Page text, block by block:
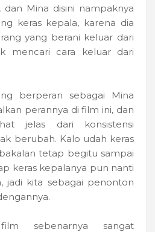
Mina disini nampaknya
keras kepala, karena dia
yang berani keluar dari
mencari cara keluar dari
berperan sebagai Mina
perannya di film ini, dan
jelas dari konsistensi
berubah. Kalo udah keras
tetap begitu sampai
keras kepalanya pun nanti
jadi kita sebagai penonton
sebenarnya sangat